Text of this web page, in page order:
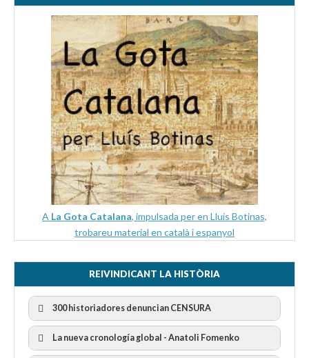
A La Gota Catalana, impulsada per en Lluís Botinas,
trobareu material en català i espanyol
REIVINDICANT LA HISTÒRIA
300 historiadores denuncian CENSURA
La nueva cronología global - Anatoli Fomenko